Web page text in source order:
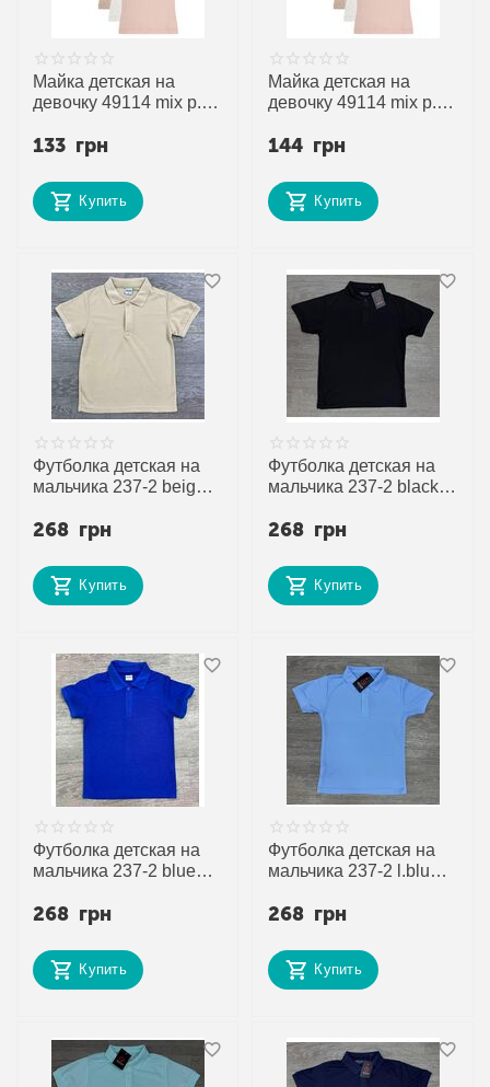
Майка детская на
девочку 49114 mix р.6-
недорого оптом от
133 грн
Купить
Майка детская на
девочку 49114 mix р.8-
недорого оптом от
144 грн
Купить
Футболка детская на
мальчика 237-2 beige
недорого оптом от
268 грн
Купить
Футболка детская на
мальчика 237-2 black
недорого оптом от
268 грн
Купить
Футболка детская на
мальчика 237-2 blue
недорого оптом от
268 грн
Купить
Футболка детская на
мальчика 237-2 l.blue
недорого оптом от
268 грн
Купить